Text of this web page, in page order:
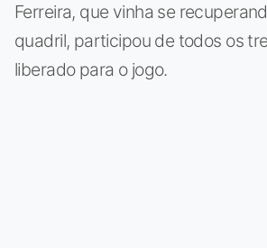
Ferreira, que vinha se
quadril, participou de todos os
liberado para o jogo.